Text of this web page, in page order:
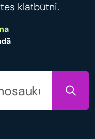
klātbūtni.